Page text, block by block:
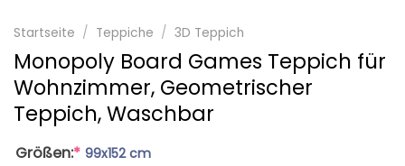
Startseite / Teppiche / 3D Teppich
Monopoly Board Games Teppich für
Wohnzimmer, Geometrischer
Teppich, Waschbar
Größen:* 99x152 cm